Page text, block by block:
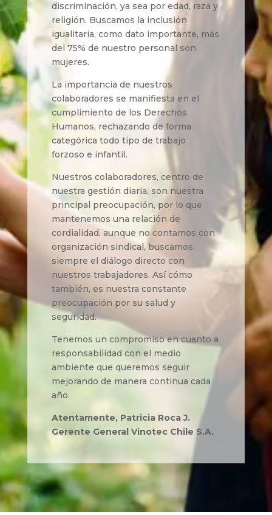
discriminación, ya sea por edad, raza y
religión. Buscamos la inclusión
igualitaria, como dato importante, más
del 75% de nuestro personal son
mujeres.
La importancia de nuestros
colaboradores se manifiesta en el
cumplimiento de los Derechos
Humanos, rechazando de forma
categórica todo tipo de trabajo
forzoso e infantil.
Nuestros colaboradores, centro de
nuestra gestión diaria, son nuestra
principal preocupación, por lo que
mantenemos una relación de
cordialidad, aunque no contamos con
organización sindical, buscamos
siempre el diálogo directo con
nuestros trabajadores. Así cómo
también, es nuestra constante
preocupación por su salud y
seguridad.
Tenemos un compromiso en cuanto a
responsabilidad con el medio
ambiente que queremos seguir
mejorando de manera continua cada
año.
Atentamente, Patricia Roca J.
Gerente General Vinotec Chile S.A.